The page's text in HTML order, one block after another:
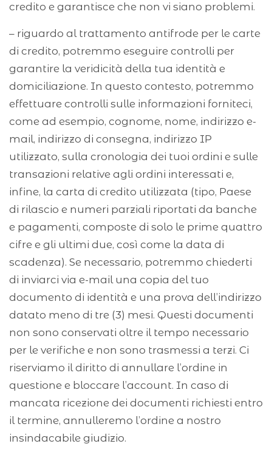
credito e garantisce che non vi siano problemi.
– riguardo al trattamento antifrode per le carte
di credito, potremmo eseguire controlli per
garantire la veridicità della tua identità e
domiciliazione. In questo contesto, potremmo
effettuare controlli sulle informazioni forniteci,
come ad esempio, cognome, nome, indirizzo e-
mail, indirizzo di consegna, indirizzo IP
utilizzato, sulla cronologia dei tuoi ordini e sulle
transazioni relative agli ordini interessati e,
infine, la carta di credito utilizzata (tipo, Paese
di rilascio e numeri parziali riportati da banche
e pagamenti, composte di solo le prime quattro
cifre e gli ultimi due, così come la data di
scadenza). Se necessario, potremmo chiederti
di inviarci via e-mail una copia del tuo
documento di identità e una prova dell’indirizzo
datato meno di tre (3) mesi. Questi documenti
non sono conservati oltre il tempo necessario
per le verifiche e non sono trasmessi a terzi. Ci
riserviamo il diritto di annullare l’ordine in
questione e bloccare l’account. In caso di
mancata ricezione dei documenti richiesti entro
il termine, annulleremo l’ordine a nostro
insindacabile giudizio.